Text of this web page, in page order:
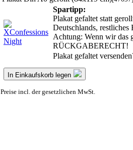
Spartipp:
Plakat gefaltet statt
Deutschlands, restliches
Achtung: Wenn wir das
RÜCKGABERECHT!
Plakat gefaltet
In Einkaufskorb legen
Preise incl. der gesetzlichen MwSt.